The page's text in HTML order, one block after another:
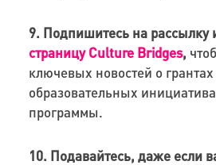
9. Подпишитесь на рассылку
страницу Culture Bridges,
ключевых новостей о
образовательных
программы.
10. Подавайтесь, даже если